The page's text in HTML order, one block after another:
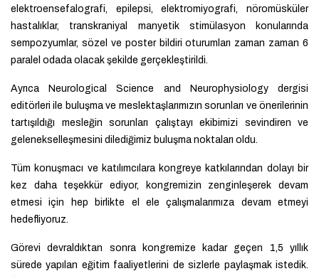
elektroensefalografi, epilepsi, elektromiyografi, nöromüsküler
hastalıklar, transkraniyal manyetik stimülasyon konularında
sempozyumlar, sözel ve poster bildiri oturumları zaman zaman 6
paralel odada olacak şekilde gerçekleştirildi.
Ayrıca Neurological Science and Neurophysiology dergisi
editörleri ile buluşma ve meslektaşlarımızın sorunları ve önerilerinin
tartışıldığı mesleğin sorunları çalıştayı ekibimizi sevindiren ve
gelenekselleşmesini dilediğimiz buluşma noktaları oldu.
Tüm konuşmacı ve katılımcılara kongreye katkılarından dolayı bir
kez daha teşekkür ediyor, kongremizin zenginleşerek devam
etmesi için hep birlikte el ele çalışmalarımıza devam etmeyi
hedefliyoruz.
Görevi devraldıktan sonra kongremize kadar geçen 1,5 yıllık
sürede yapılan eğitim faaliyetlerini de sizlerle paylaşmak istedik.